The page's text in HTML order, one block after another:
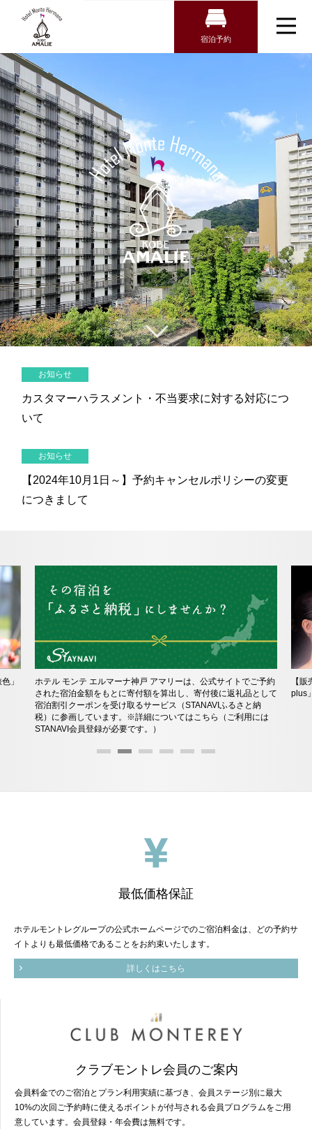
ホテル モン
テ エルマー
ナ神戸 アマ
リー｜三ノ宮
駅・三宮駅近
くのホテル
宿泊予約
お知らせ
カスタマーハラスメント・不当要求に対する対応につ
いて
お知らせ
【2024年10月1日～】予約キャンセルポリシーの変更
につきまして
」
ホテル モンテ エルマーナ神戸 アマリーは、公式サイトでご予約
された宿泊金額をもとに寄付額を算出し、寄付後に返礼品として
宿泊割引クーポンを受け取るサービス（STANAVIふるさと納
税）に参画しています。※詳細についてはこちら（ご利用には
STANAVI会員登録が必要です。）
【
plus
最低価格保証
ホテルモントレグループの公式ホームページでのご宿泊料金は、どの予約サ
イトよりも最低価格であることをお約束いたします。
詳しくはこちら
クラブモントレ会員のご案内
会員料金でのご宿泊とプラン利用実績に基づき、会員ステージ別に最大
10%の次回ご予約時に使えるポイントが付与される会員プログラムをご用
意しています。会員登録・年会費は無料です。
トップページ
客室
朝食
宿泊プラン
館内設備
アクセス・観光情報
よくあるご質問
お問い合わせ
オンラインショップ
アド
バイ
ーブ
グラ
ム
ブッ
ク
求人情報
宿泊検索
新幹線・JR＋宿泊検索
チェックイン日がお決まりの方
チェックイン
チェックアウト
人数 2人 室数 1室
チェックイン日がお決まりでない方